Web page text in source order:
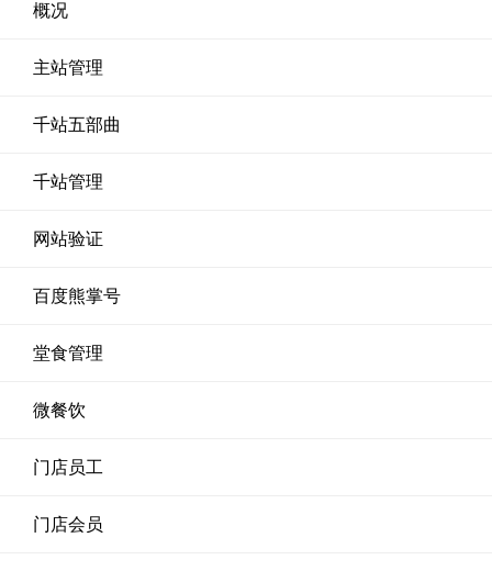
概况
主站管理
千站五部曲
千站管理
网站验证
百度熊掌号
堂食管理
微餐饮
门店员工
门店会员